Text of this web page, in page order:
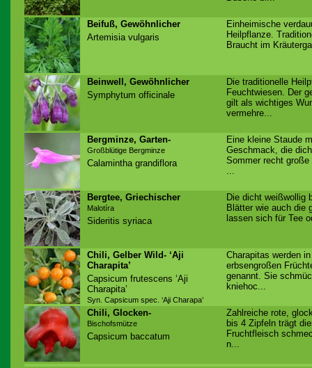
Beifuß, Gewöhnlicher
Artemisia vulgaris
Einheimische
Heilpflanze.
Braucht im
Beinwell, Gewöhnlicher
Symphytum officinale
Die traditionelle
Feuchtwiesen. Der
gilt als wichtiges
vermehre...
Bergminze, Garten-
Großblütige Bergminze
Calamintha grandiflora
Eine kleine Staude
Geschmack, die
Sommer recht
...
Bergtee, Griechischer
Malotíra
Sideritis syriaca
Die dicht weißwollig
Blätter wie auch die
lassen sich für Tee
Chili, Gelber Wild- ‘Aji
Charapita’
Capsicum frutescens ‘Aji
Charapita’
Syn. Capsicum spec. ‘Aji Charapa’
Charapitas werden
erbsengroßen
genannt. Sie
kniehoc...
Chili, Glocken-
Bischofsmütze
Capsicum baccatum
Zahlreiche rote,
bis 4 Zipfeln trägt
Fruchtfleisch
n...